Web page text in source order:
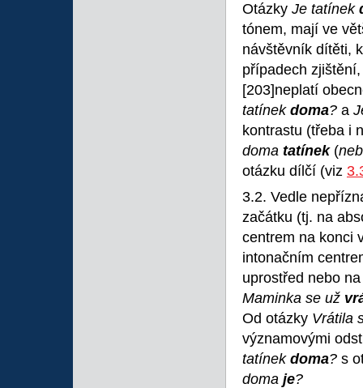
Otázky Je tatínek
tónem, mají ve
návštěvník dítěti,
případech
[203]neplatí
tatínek doma? a
kontrastu (třeba i
doma tatínek (
otázku dílčí (viz
3.2. Vedle
začátku (tj. na
centrem na konci
intonačním
uprostřed nebo
Maminka se už
Od otázky Vrátila
významovými
tatínek doma? s
doma je?